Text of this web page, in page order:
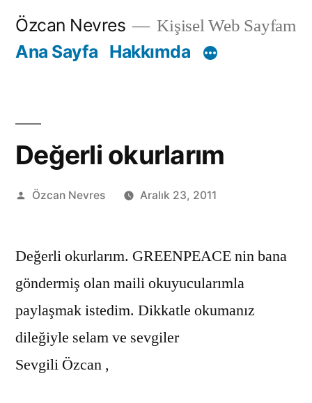
İçeriğe
Özcan Nevres Kişisel Web Sayfam
Ana Sayfa Hakkımda
Değerli okurlarım
Gönderen:
Özcan Nevres Aralık 23, 2011
Değerli okurlarım. GREENPEACE nin bana
göndermiş olan maili okuyucularımla
paylaşmak istedim. Dikkatle okumanız
dileğiyle selam ve sevgiler
Sevgili Özcan ,